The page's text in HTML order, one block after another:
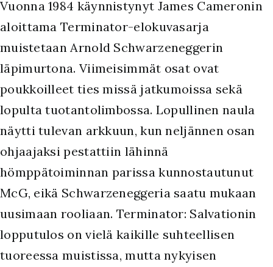
Vuonna 1984 käynnistynyt James Cameronin
aloittama Terminator-elokuvasarja
muistetaan Arnold Schwarzeneggerin
läpimurtona. Viimeisimmät osat ovat
poukkoilleet ties missä jatkumoissa sekä
lopulta tuotantolimbossa. Lopullinen naula
näytti tulevan arkkuun, kun neljännen osan
ohjaajaksi pestattiin lähinnä
hömppätoiminnan parissa kunnostautunut
McG, eikä Schwarzeneggeria saatu mukaan
uusimaan rooliaan. Terminator: Salvationin
lopputulos on vielä kaikille suhteellisen
tuoreessa muistissa, mutta nykyisen